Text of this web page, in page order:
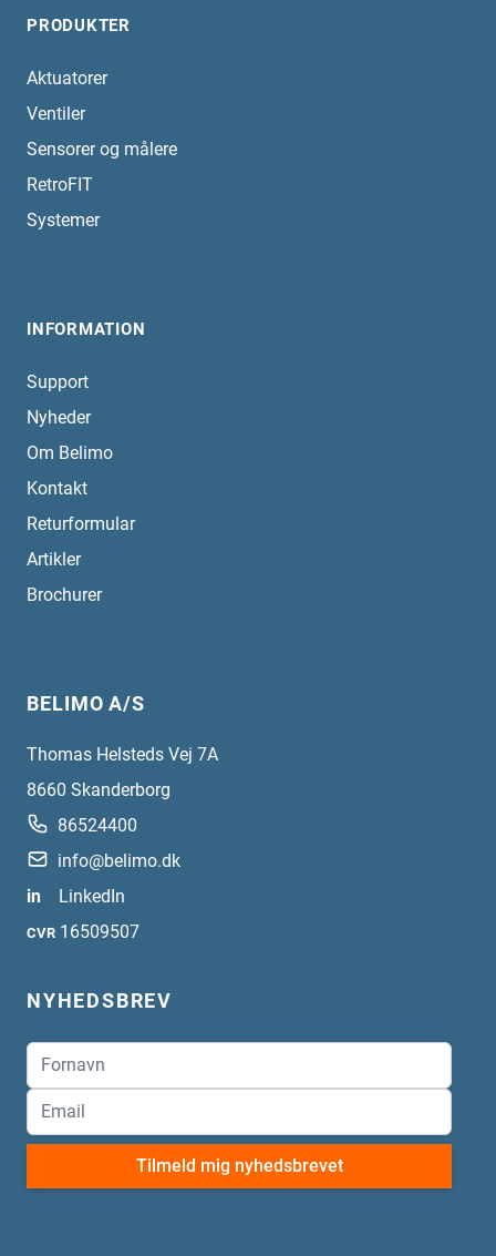
PRODUKTER
Aktuatorer
Ventiler
Sensorer og målere
RetroFIT
Systemer
INFORMATION
Support
Nyheder
Om Belimo
Kontakt
Returformular
Artikler
Brochurer
BELIMO A/S
Thomas Helsteds Vej 7A
8660 Skanderborg
86524400
info@belimo.dk
in
LinkedIn
CVR 16509507
NYHEDSBREV
Tilmeld mig nyhedsbrevet